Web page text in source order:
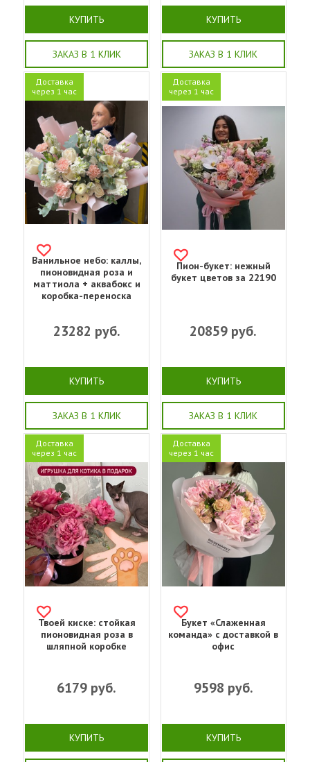
КУПИТЬ
ЗАКАЗ В 1 КЛИК
КУПИТЬ
ЗАКАЗ В 1 КЛИК
Доставка
через 1 час
Ванильное небо: каллы,
пионовидная роза и
маттиола + аквабокс и
коробка-переноска
23282 руб.
КУПИТЬ
ЗАКАЗ В 1 КЛИК
Доставка
через 1 час
Пион-букет: нежный
букет цветов за 22190
20859 руб.
КУПИТЬ
ЗАКАЗ В 1 КЛИК
Доставка
через 1 час
Твоей киске: стойкая
пионовидная роза в
шляпной коробке
6179 руб.
КУПИТЬ
Доставка
через 1 час
Букет «Слаженная
команда» с доставкой в
офис
9598 руб.
КУПИТЬ